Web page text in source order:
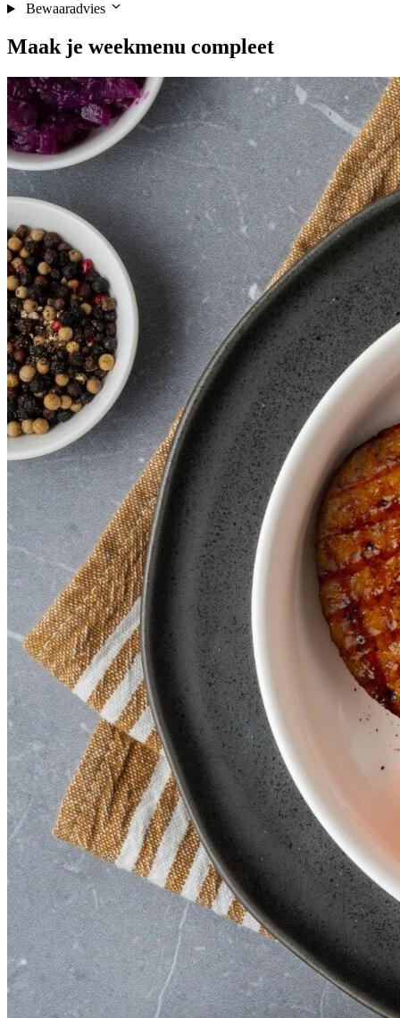
Bewaaradvies
Maak je weekmenu compleet